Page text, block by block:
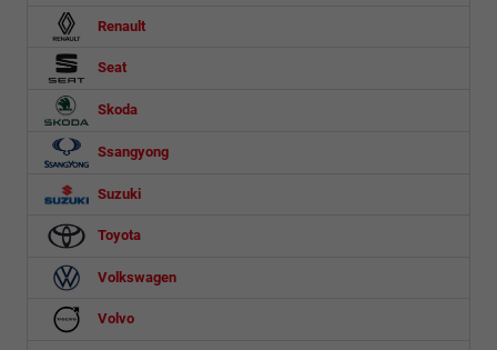
Renault
Seat
Skoda
Ssangyong
Suzuki
Toyota
Volkswagen
Volvo